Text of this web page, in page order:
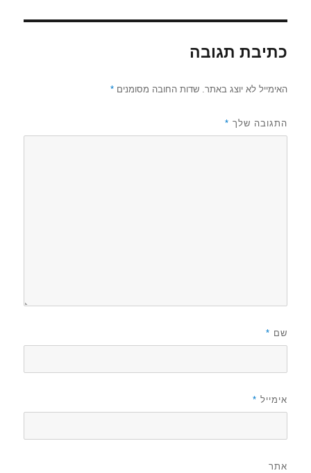
כתיבת תגובה
האימייל לא יוצג באתר. שדות החובה מסומנים*
התגובה שלך *
שם *
אימייל *
אתר